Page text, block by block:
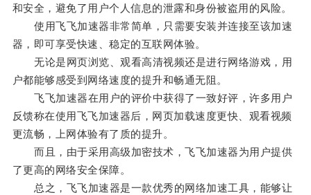
和安全，避免了用户个人信息的泄露和身份被盗用的风险。
使用飞飞加速器非常简单，只需要安装并连接至该加速
器，即可享受快速、稳定的互联网体验。
无论是网页浏览、观看高清视频还是进行网络游戏，用
户都能够感受到网络速度的提升和畅通无阻。
飞飞加速器在用户的评价中获得了一致好评，许多用户
反馈称在使用飞飞加速器后，网页加载速度更快、观看视频
更流畅，上网体验有了质的提升。
而且，由于采用高级加密技术，飞飞加速器为用户提供
了更高的网络安全保障。
总之，飞飞加速器是一款优秀的网络加速工具，能够让